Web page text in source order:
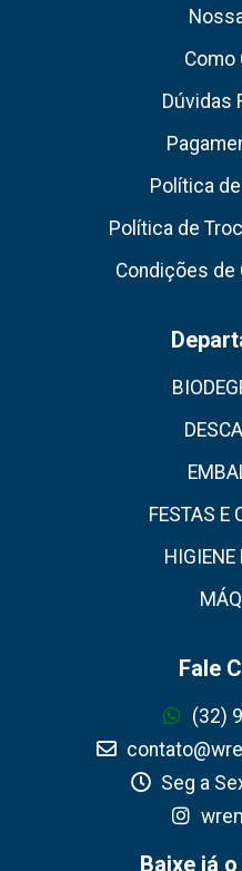
Como
Dúvidas
Política
Política de
Condições de
FESTAS E
Fale
(32)
Seg a
Baixe já